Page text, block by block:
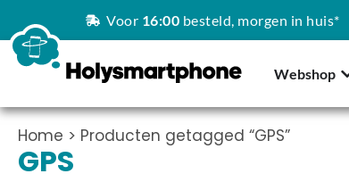
Voor 16:00 besteld, morgen in huis*
Webshop
Home > Producten getagged “GPS”
GPS